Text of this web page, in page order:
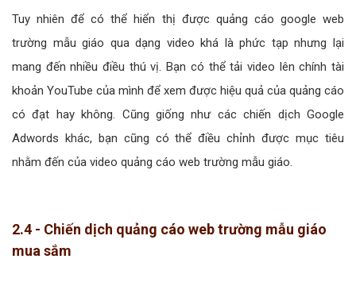
Tuy nhiên để có thể hiển thị được quảng cáo google web
trường mẫu giáo qua dạng video khá là phức tạp nhưng lại
mang đến nhiều điều thú vị. Bạn có thể tải video lên chính tài
khoản YouTube của mình để xem được hiệu quả của quảng cáo
có đạt hay không. Cũng giống như các chiến dịch Google
Adwords khác, bạn cũng có thể điều chỉnh được mục tiêu
nhằm đến của video quảng cáo web trường mẫu giáo.
2.4 - Chiến dịch quảng cáo web trường mẫu giáo
mua sắm